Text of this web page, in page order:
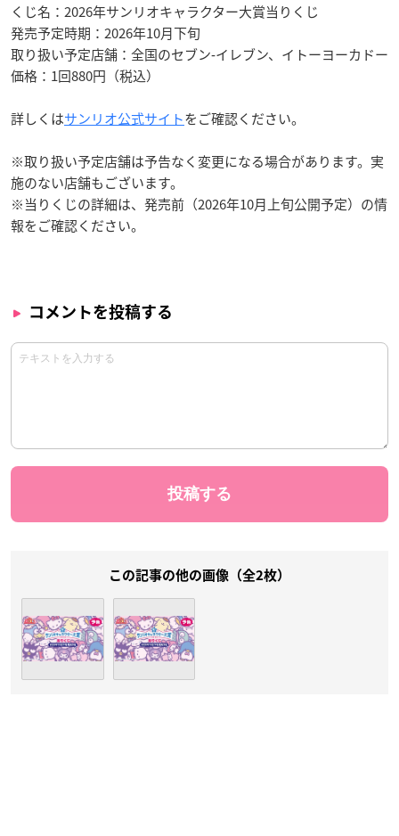
くじ名：2026年サンリオキャラクター大賞当りくじ
発売予定時期：2026年10月下旬
取り扱い予定店舗：全国のセブン‐イレブン、イトーヨーカドー
価格：1回880円（税込）
詳しくはサンリオ公式サイトをご確認ください。
※取り扱い予定店舗は予告なく変更になる場合があります。実
施のない店舗もございます。
※当りくじの詳細は、発売前（2026年10月上旬公開予定）の情
報をご確認ください。
コメントを投稿する
この記事の他の画像（全2枚）